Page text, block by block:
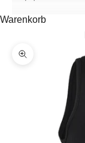
Warenkorb
Bild vergrößern